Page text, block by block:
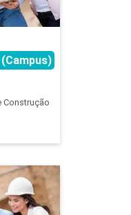
I
Construção
Civil
curso